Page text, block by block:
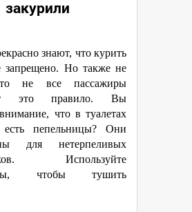
закурили
знают, что курить
запрещено. Но также не
не все пассажиры
это правило. Вы
что в туалетах
пепельницы? Они
для нетерпеливых
Используйте
чтобы тушить